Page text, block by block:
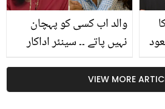
والد اب کسی کو پہچان
نہیں پاتے ۔۔ سینئر اداکار
بارے میں ان کی بیٹی نے
کیا بتایا؟ دیکھئے
VIEW MORE